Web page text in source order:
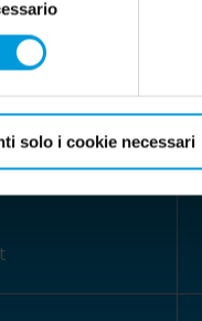
solo i cookie necessari